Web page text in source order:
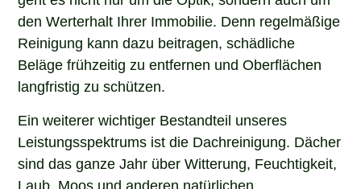
den Werterhalt Ihrer Immobilie. Denn regelmäßige
Reinigung kann dazu beitragen, schädliche
Beläge frühzeitig zu entfernen und Oberflächen
langfristig zu schützen.
Ein weiterer wichtiger Bestandteil unseres
Leistungsspektrums ist die Dachreinigung. Dächer
sind das ganze Jahr über Witterung, Feuchtigkeit,
Laub, Moos und anderen natürlichen